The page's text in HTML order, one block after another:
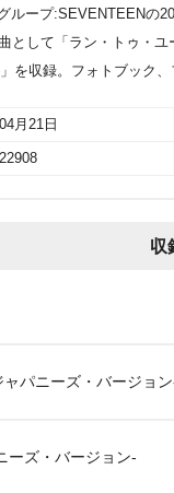
ループ:SEVENTEENの
として「ラン・トゥ・
を収録。フォトブック、
月21日
収
パニーズ・バージョ
ーズ・バージョン-